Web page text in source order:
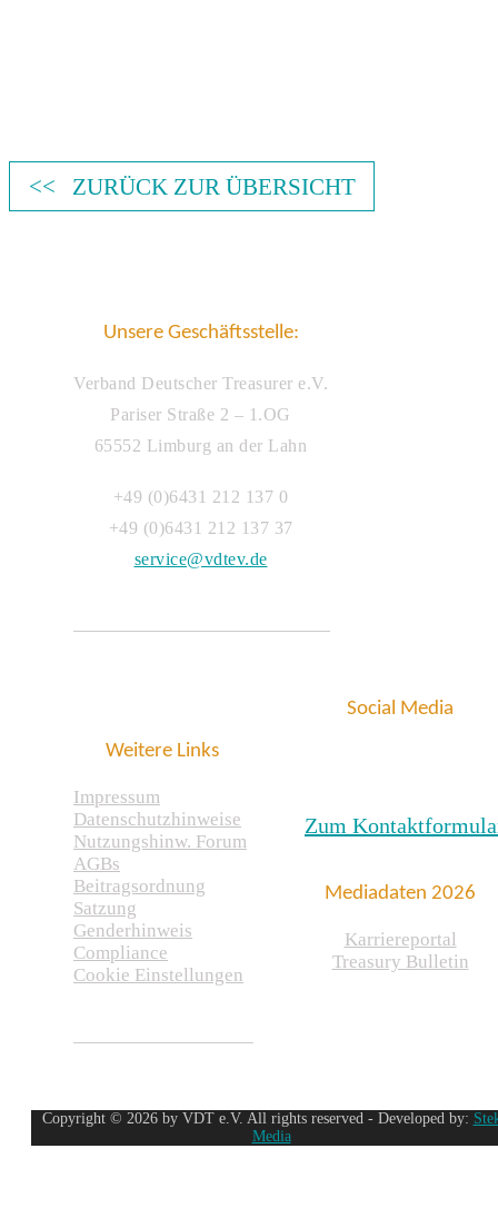
<< ZURÜCK ZUR ÜBERSICHT
Unsere Geschäftsstelle:
Verband Deutscher Treasurer e.V.
Pariser Straße 2 – 1.OG
65552 Limburg an der Lahn
+49 (0)6431 212 137 0
+49 (0)6431 212 137 37
service@vdtev.de
Weitere Links
Impressum
Datenschutzhinweise
Nutzungshinw. Forum
AGBs
Beitragsordnung
Satzung
Genderhinweis
Compliance
Cookie Einstellungen
Social Media
Zum
Mediadaten 2026
Karriereportal
Treasury Bulletin
Copyright © 2026 by VDT e.V. All rights reserved - Developed by:
Media